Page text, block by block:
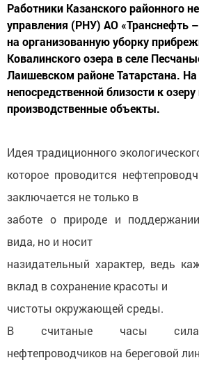
Работники Казанского районного
управления (РНУ) АО «Транснефть
на организованную уборку
Ковалинского озера в селе
Лаишевском районе Татарстана. На
непосредственной близости к
производственные объекты.
Идея традиционного
которое проводится
заключается не только в
заботе о природе и
вида, но и носит
назидательный характер, ведь
вклад в сохранение красоты и
чистоты окружающей среды.
В считаные часы
нефтепроводчиков на береговой